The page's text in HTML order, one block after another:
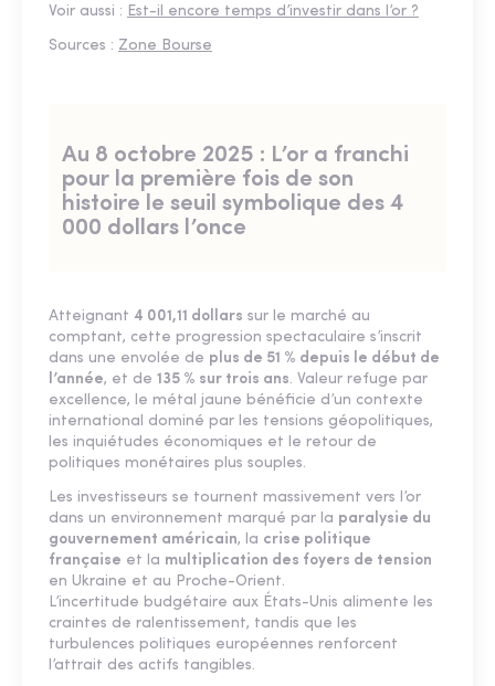
Voir aussi : Est-il encore temps d’investir dans l’or ?
Sources : Zone Bourse
Au 8 octobre 2025 : L’or a franchi
pour la première fois de son
histoire le seuil symbolique des 4
000 dollars l’once
Atteignant 4 001,11 dollars sur le marché au
comptant, cette progression spectaculaire s’inscrit
dans une envolée de plus de 51 % depuis le début de
l’année, et de 135 % sur trois ans. Valeur refuge par
excellence, le métal jaune bénéficie d’un contexte
international dominé par les tensions géopolitiques,
les inquiétudes économiques et le retour de
politiques monétaires plus souples.
Les investisseurs se tournent massivement vers l’or
dans un environnement marqué par la paralysie du
gouvernement américain, la crise politique
française et la multiplication des foyers de tension
en Ukraine et au Proche-Orient.
L’incertitude budgétaire aux États-Unis alimente les
craintes de ralentissement, tandis que les
turbulences politiques européennes renforcent
l’attrait des actifs tangibles.